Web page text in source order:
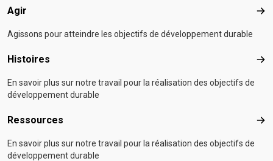
Agir Agir
Agissons pour atteindre les objectifs de développement durable
Histoires
En savoir plus sur notre travail pour la réalisation des objectifs de
développement durable
Ressources
En savoir plus sur notre travail pour la réalisation des objectifs de
développement durable